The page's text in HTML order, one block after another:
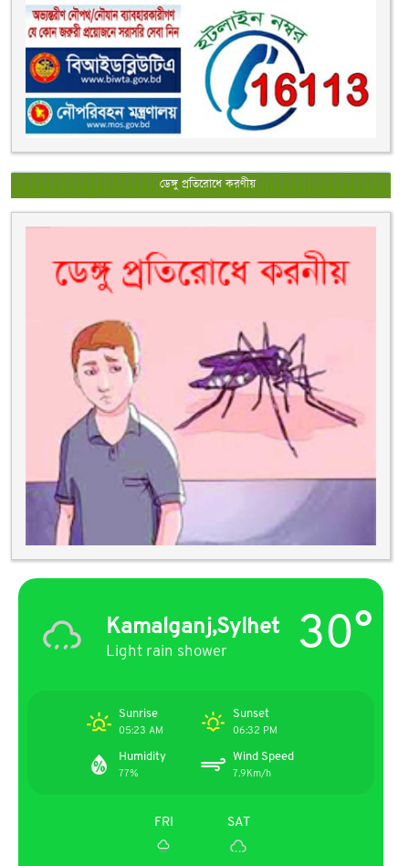
ডেঙ্গু প্রতিরোধে করণীয়
Kamalganj,Sylhet
Light rain shower 30°
Sunrise
05:23 AM
Sunset
06:32 PM
Humidity
77%
Wind Speed
7.9Km/h
FRI SAT